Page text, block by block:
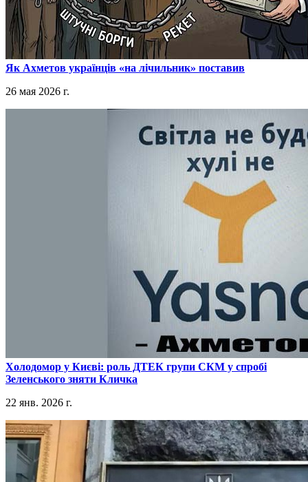
​Як Ахметов українців «на лічильник» поставив
26 мая 2026 г.
​Холодомор у Києві: роль ДТЕК групи СКМ у спробі
Зеленського зняти Кличка
22 янв. 2026 г.